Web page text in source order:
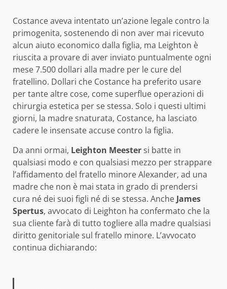
Costance aveva intentato un’azione legale contro la
primogenita, sostenendo di non aver mai ricevuto
alcun aiuto economico dalla figlia, ma Leighton è
riuscita a provare di aver inviato puntualmente ogni
mese 7.500 dollari alla madre per le cure del
fratellino. Dollari che Costance ha preferito usare
per tante altre cose, come superflue operazioni di
chirurgia estetica per se stessa. Solo i questi ultimi
giorni, la madre snaturata, Costance, ha lasciato
cadere le insensate accuse contro la figlia.
Da anni ormai, Leighton Meestersi batte in
qualsiasi modo e con qualsiasi mezzo per strappare
l’affidamento del fratello minore Alexander, ad una
madre che non è mai stata in grado di prendersi
cura né dei suoi figli né di se stessa. Anche James
Spertus, avvocato di Leighton ha confermato che la
sua cliente farà di tutto togliere alla madre qualsiasi
diritto genitoriale sul fratello minore. L’avvocato
continua dichiarando: